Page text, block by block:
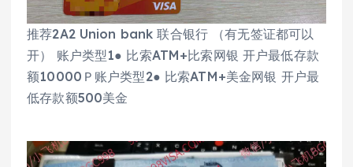
推荐2A2 Union bank 联合银行 （有无签证都可以
开） 账户类型1● 比索ATM+比索网银 开户最低存款
额10000Ｐ账户类型2● 比索ATM+美金网银 开户最
低存款额500美金